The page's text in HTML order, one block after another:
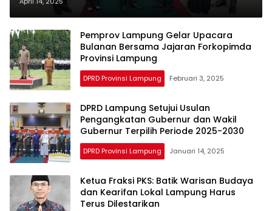
Lampung
Pemprov Lampung Gelar Upacara
Bulanan Bersama Jajaran Forkopimda
Provinsi Lampung
DPRD Provinsi Lampung Februari 3, 2025
DPRD Lampung Setujui Usulan
Pengangkatan Gubernur dan Wakil
Gubernur Terpilih Periode 2025-2030
DPRD Provinsi Lampung Januari 14, 2025
Ketua Fraksi PKS: Batik Warisan Budaya
dan Kearifan Lokal Lampung Harus
Terus Dilestarikan